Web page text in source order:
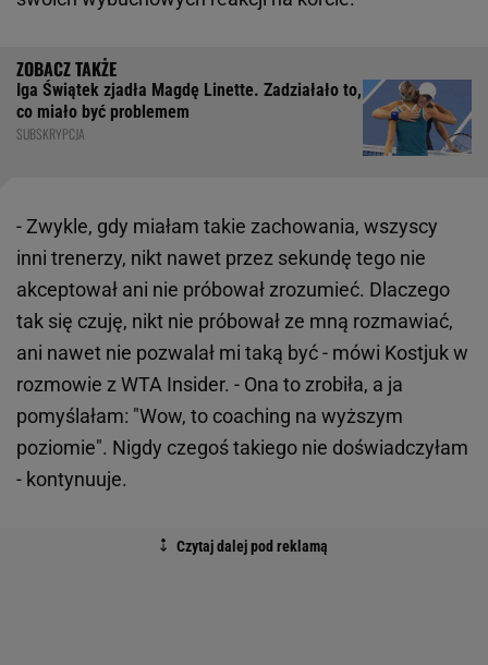
Iga Świątek zjadła Magdę Linette. Zadziałało to,
co miało być problemem
SUBSKRYPCJA
- Zwykle, gdy miałam takie zachowania, wszyscy
inni trenerzy, nikt nawet przez sekundę tego nie
akceptował ani nie próbował zrozumieć. Dlaczego
tak się czuję, nikt nie próbował ze mną rozmawiać,
ani nawet nie pozwalał mi taką być - mówi Kostjuk w
rozmowie z WTA Insider. - Ona to zrobiła, a ja
pomyślałam: "Wow, to coaching na wyższym
poziomie". Nigdy czegoś takiego nie doświadczyłam
- kontynuuje.